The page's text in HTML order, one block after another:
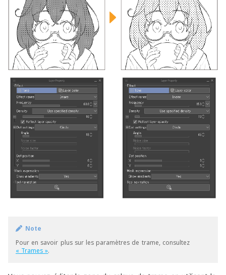
Note
Pour en savoir plus sur les paramètres de trame, consultez
« Trames ».